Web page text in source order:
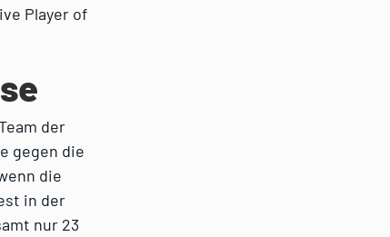
Player of
der
gegen die
die
in der
nur 23